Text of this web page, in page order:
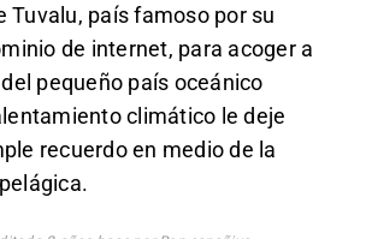
Tuvalu, país famoso por su
de internet, para acoger a
pequeño país oceánico
climático le deje
recuerdo en medio de la